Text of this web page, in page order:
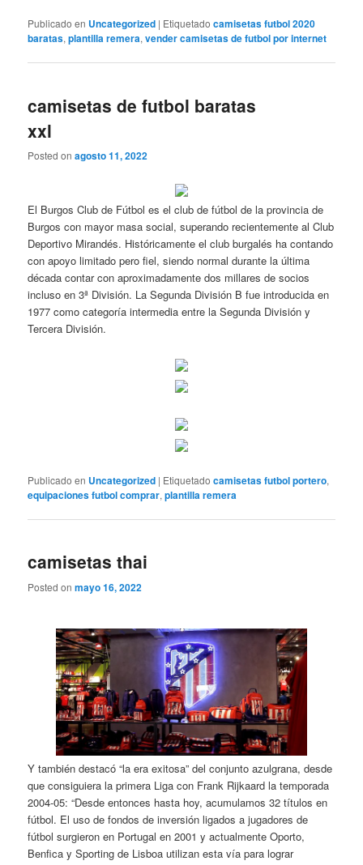
Publicado en Uncategorized | Etiquetado camisetas futbol 2020
baratas,plantilla remera,vender camisetas de futbol por internet
camisetas de futbol baratas
xxl
Posted onagosto 11, 2022
El Burgos Club de Fútbol es el club de fútbol de la provincia de
Burgos con mayor masa social, superando recientemente al Club
Deportivo Mirandés. Históricamente el club burgalés ha contando
con apoyo limitado pero fiel, siendo normal durante la última
década contar con aproximadamente dos millares de socios
incluso en 3ª División. La Segunda División B fue introducida en
1977 como categoría intermedia entre la Segunda División y
Tercera División.
Publicado en Uncategorized | Etiquetado camisetas futbol portero,
equipaciones futbol comprar,plantilla remera
camisetas thai
Posted onmayo 16, 2022
Y también destacó “la era exitosa” del conjunto azulgrana, desde
que consiguiera la primera Liga con Frank Rijkaard la temporada
2004-05: “Desde entonces hasta hoy, acumulamos 32 títulos en
fútbol. El uso de fondos de inversión ligados a jugadores de
fútbol surgieron en Portugal en 2001 y actualmente Oporto,
Benfica y Sporting de Lisboa utilizan esta vía para lograr